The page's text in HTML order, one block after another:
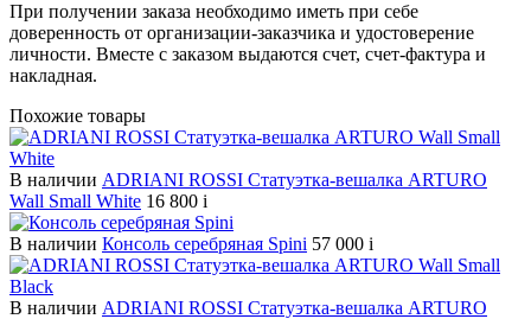
При получении заказа необходимо иметь при себе
доверенность от организации-заказчика и удостоверение
личности. Вместе с заказом выдаются счет, счет-фактура и
накладная.
Похожие товары
В наличии ADRIANI ROSSI Статуэтка-вешалка ARTURO
Wall Small White 16 800 i
В наличии Консоль серебряная Spini 57 000 i
В наличии ADRIANI ROSSI Статуэтка-вешалка ARTURO